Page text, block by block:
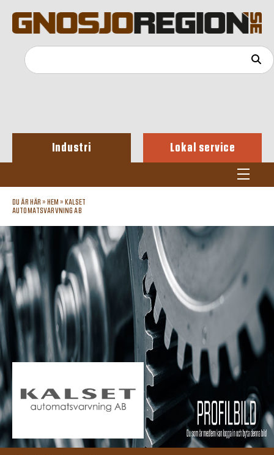
Industri Lokal service
DU ÄR HÄR » HEM » KALSET
AUTOMATSVARVNING AB